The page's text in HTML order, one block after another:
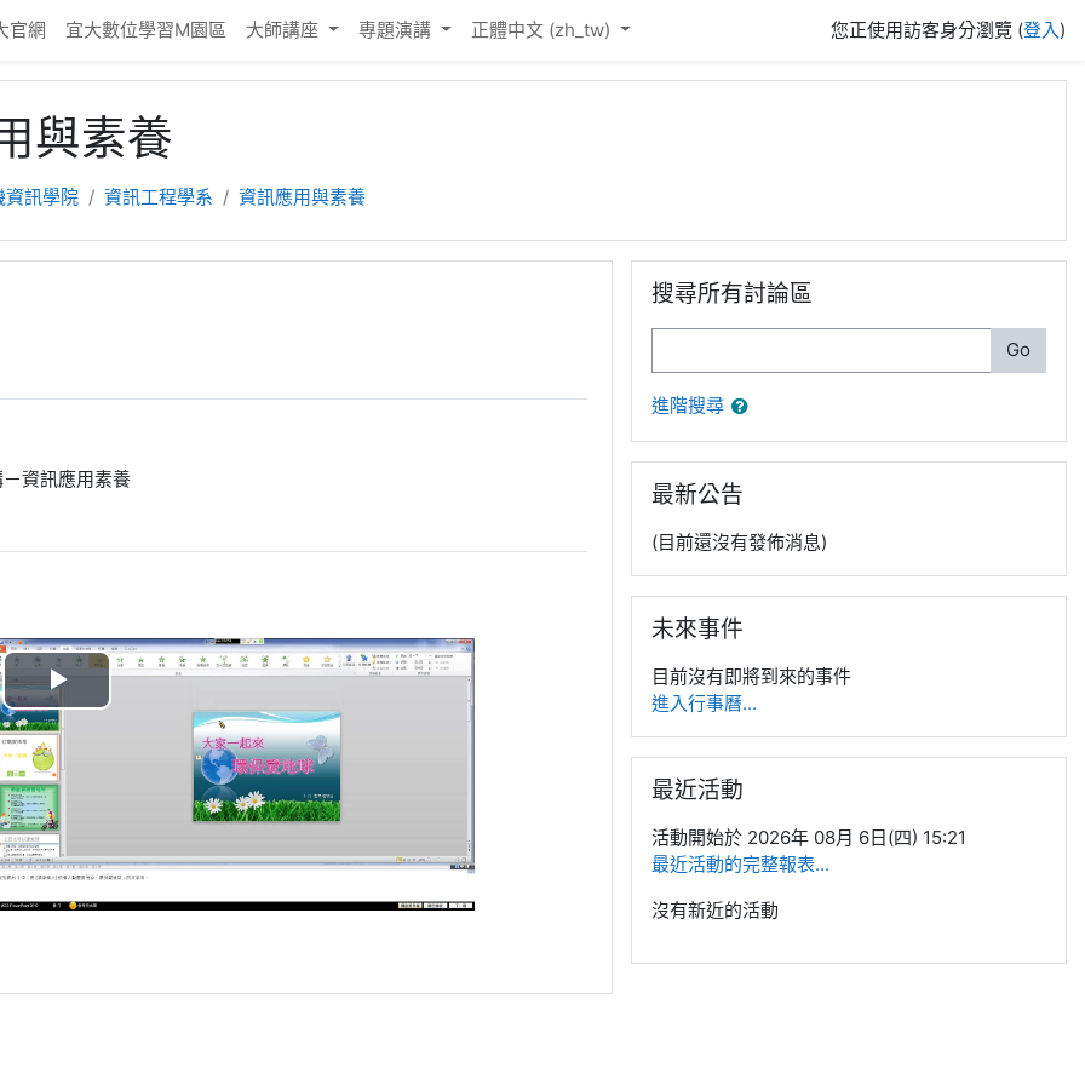
官網 宜大數位學習M園區 大師講座 專題演講 正體中文 ‎(zh_tw)‎ 您正使用訪客身分瀏覽 (登入)
與素養
資訊學院 資訊工程學系 資訊應用與素養
資訊應用素養
播
放
视
频
搜尋所有討論區
搜尋
Go
進階搜尋
最新公告
(目前還沒有發佈消息)
未來事件
目前沒有即將到來的事件
進入行事曆...
最近活動
活動開始於 2026年 08月 6日(四) 15:21
最近活動的完整報表...
沒有新近的活動